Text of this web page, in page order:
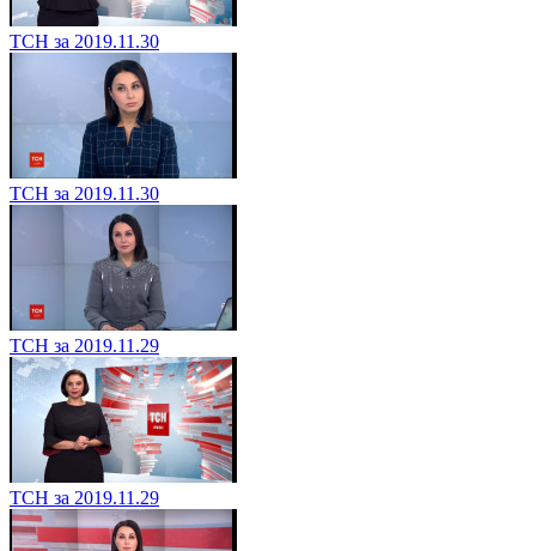
ТСН за 2019.11.30
ТСН за 2019.11.30
ТСН за 2019.11.29
ТСН за 2019.11.29